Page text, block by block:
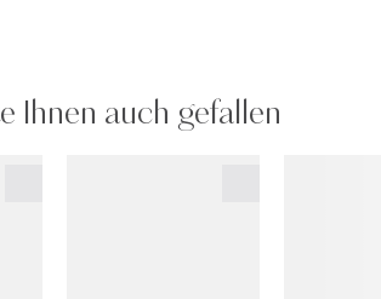
Ihnen auch gefallen